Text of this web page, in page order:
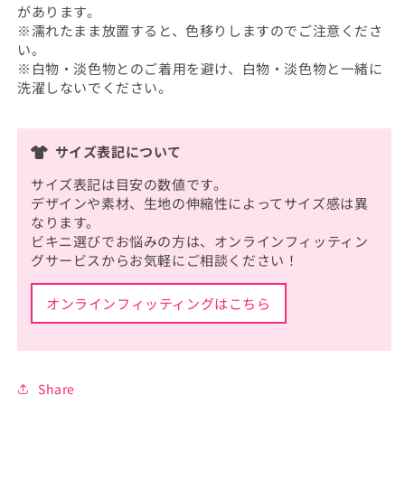
があります。
※濡れたまま放置すると、色移りしますのでご注意くださ
い。
※白物・淡色物とのご着用を避け、白物・淡色物と一緒に
洗濯しないでください。
サイズ表記について
サイズ表記は目安の数値です。
デザインや素材、生地の伸縮性によってサイズ感は異
なります。
ビキニ選びでお悩みの方は、オンラインフィッティン
グサービスからお気軽にご相談ください！
オンラインフィッティングはこちら
Share